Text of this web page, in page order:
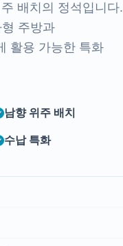
배치의 정석입니다.
주방과
활용 가능한 특화
남향 위주 배치
수납 특화